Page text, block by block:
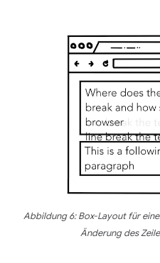
Abbildung 6: Box-Layout für
Änderung des